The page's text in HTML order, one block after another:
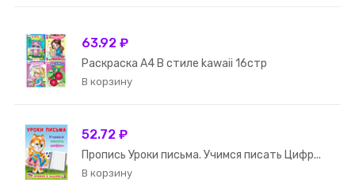
63.92 ₽
Раскраска А4 В стиле kawaii 16стр
52.72 ₽
Пропись Уроки письма. Учимся писать Цифр...